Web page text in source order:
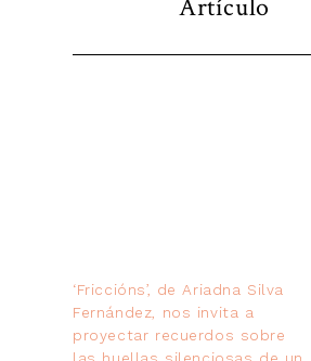
Artículo
‘Friccións’, de Ariadna Silva
Fernández, nos invita a
proyectar recuerdos sobre